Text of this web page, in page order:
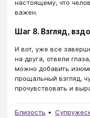
настоящему, что
важен.
Шаг 8. Взгляд,
И вот, уже все
на друга, отвели
можно добавить
прощальный взгляд,
прочувствовать и
Близость